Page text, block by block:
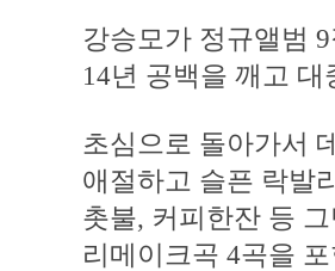
강승모가 정규앨범
14년 공백을 깨고
초심으로 돌아가서
애절하고 슬픈 락발
촛불, 커피한잔 등
리메이크곡 4곡을